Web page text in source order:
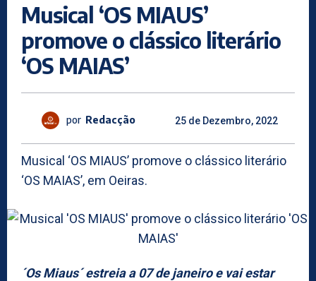
Musical ‘OS MIAUS’
promove o clássico literário
‘OS MAIAS’
por Redacção 25 de Dezembro, 2022
Musical ‘OS MIAUS’ promove o clássico literário
‘OS MAIAS’, em Oeiras.
´Os Miaus´ estreia a 07 de janeiro e vai estar